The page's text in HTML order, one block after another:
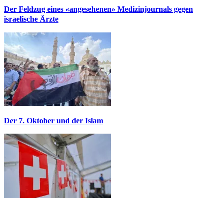
Der Feldzug eines «angesehenen» Medizinjournals gegen
israelische Ärzte
Der 7. Oktober und der Islam